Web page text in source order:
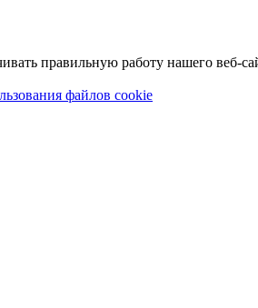
правильную работу нашего веб-
файлов cookie